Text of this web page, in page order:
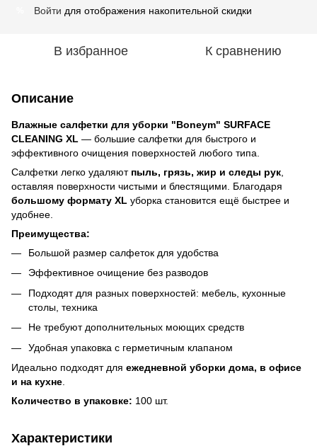
Войти для отображения накопительной скидки
В избранное К сравнению
Описание
Влажные салфетки для уборки "Boneym" SURFACE
CLEANING XL — большие салфетки для быстрого и
эффективного очищения поверхностей любого типа.
Салфетки легко удаляют пыль, грязь, жир и следы рук
оставляя поверхности чистыми и блестящими. Благодаря
большому формату XL уборка становится ещё быстрее и
удобнее.
Преимущества:
Большой размер салфеток для удобства
Эффективное очищение без разводов
Подходят для разных поверхностей: мебель, кухонные
столы, техника
Не требуют дополнительных моющих средств
Удобная упаковка с герметичным клапаном
Идеально подходят для ежедневной уборки дома, в офисе
и на кухне
Количество в упаковке: 100 шт.
Характеристики